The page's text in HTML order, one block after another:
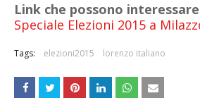
Link che possono
Speciale Elezioni 2015 a
Tags: elezioni2015 lorenzo italiano